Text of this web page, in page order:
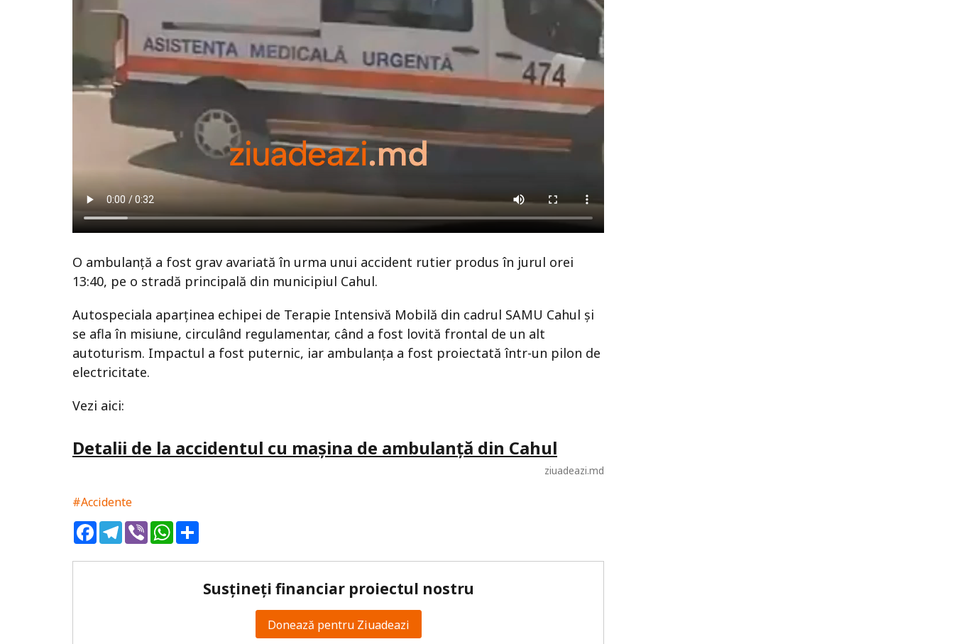
O ambulanță a fost grav avariată în urma unui accident rutier produs în jurul orei
13:40, pe o stradă principală din municipiul Cahul.
Autospeciala aparținea echipei de Terapie Intensivă Mobilă din cadrul SAMU Cahul și
se afla în misiune, circulând regulamentar, când a fost lovită frontal de un alt
autoturism. Impactul a fost puternic, iar ambulanța a fost proiectată într-un pilon de
electricitate.
Vezi aici:
Detalii de la accidentul cu mașina de ambulanță din Cahul
ziuadeazi.md
#Accidente
FacebookTelegram
ViberWhatsApp
Susțineți financiar proiectul nostru
Donează pentru Ziuadeazi